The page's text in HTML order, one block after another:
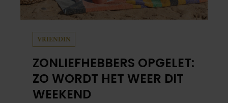
VRIENDIN
ZONLIEFHEBBERS OPGELET:
ZO WORDT HET WEER DIT
WEEKEND